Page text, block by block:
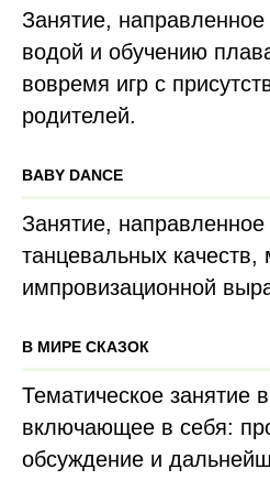
Занятие,
водой и обучению
вовремя игр с
родителей.
BABY DANCE
Занятие, направленное
танцевальных качеств,
импровизационной
В МИРЕ СКАЗОК
Тематическое занятие
включающее в себя:
обсуждение и